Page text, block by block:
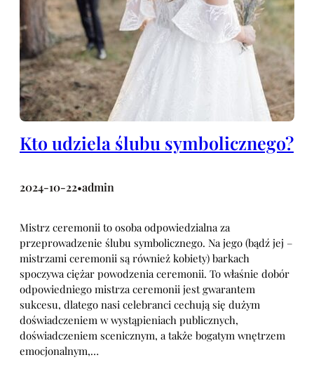
Kto udziela ślubu symbolicznego?
2024-10-22•admin
Mistrz ceremonii to osoba odpowiedzialna za
przeprowadzenie ślubu symbolicznego. Na jego (bądź jej –
mistrzami ceremonii są również kobiety) barkach
spoczywa ciężar powodzenia ceremonii. To właśnie dobór
odpowiedniego mistrza ceremonii jest gwarantem
sukcesu, dlatego nasi celebranci cechują się dużym
doświadczeniem w wystąpieniach publicznych,
doświadczeniem scenicznym, a także bogatym wnętrzem
emocjonalnym,…